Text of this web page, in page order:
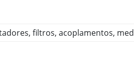
filtros, acoplamentos,